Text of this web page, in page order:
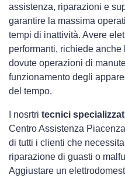
assistenza, riparazioni e
garantire la massima
tempi di inattività. Avere
performanti, richiede
dovute operazioni di
funzionamento degli
del tempo.
I nosrtri tecnici
Centro Assistenza
di tutti i clienti che
riparazione di guasti o
Aggiustare un